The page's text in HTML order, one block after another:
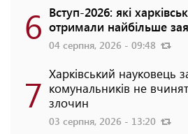
6 Вступ-2026: які
отримали найбільше
04 серпня, 2026 - 09:48
7 Харківський науковець
комунальників не
злочин
03 серпня, 2026 - 13:20